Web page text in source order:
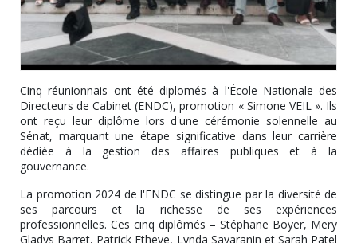
Cinq réunionnais ont été diplomés à l'École Nationale des
Directeurs de Cabinet (ENDC), promotion « Simone VEIL ». Ils
ont reçu leur diplôme lors d'une cérémonie solennelle au
Sénat, marquant une étape significative dans leur carrière
dédiée à la gestion des affaires publiques et à la
gouvernance.
La promotion 2024 de l'ENDC se distingue par la diversité de
ses parcours et la richesse de ses expériences
professionnelles. Ces cinq diplômés – Stéphane Boyer, Mery
Gladys Barret, Patrick Etheve, Lynda Savaranin et Sarah Patel